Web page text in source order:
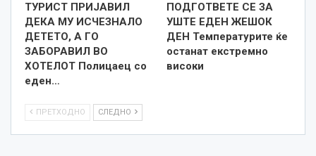
ТУРИСТ ПРИЈАВИЛ
ДЕКА МУ ИСЧЕЗНАЛО
ДЕТЕТО, А ГО
ЗАБОРАВИЛ ВО
ХОТЕЛОТ Полицаец со
еден…
ПОДГОТВЕТЕ СЕ ЗА
УШТЕ ЕДЕН ЖЕШОК
ДЕН Температурите ќе
останат екстремно
високи
ПРЕТХОДНО СЛЕДНО